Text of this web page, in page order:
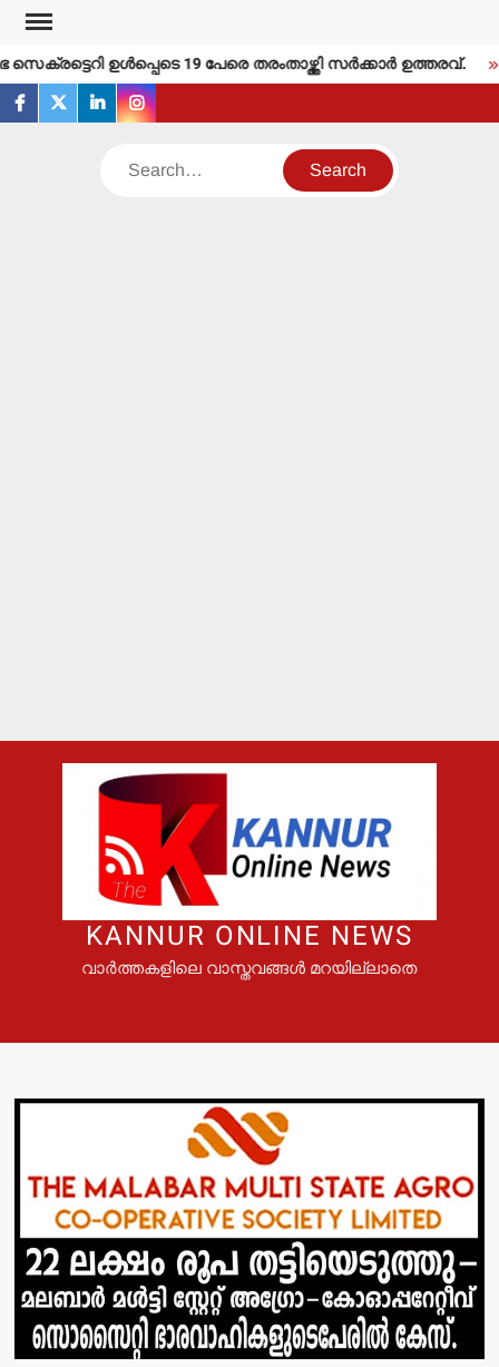
Skip
content
ഉള്‍പ്പെടെ 19 പേരെ തരംതാഴ്ത്തി സര്‍ക്കാര്‍ ഉത്തരവ്.
facebook
twitterlinkedininstagram
Search
KANNUR ONLINE NEWS
വാർത്തകളിലെ വാസ്തവങ്ങൾ മറയില്ലാതെ